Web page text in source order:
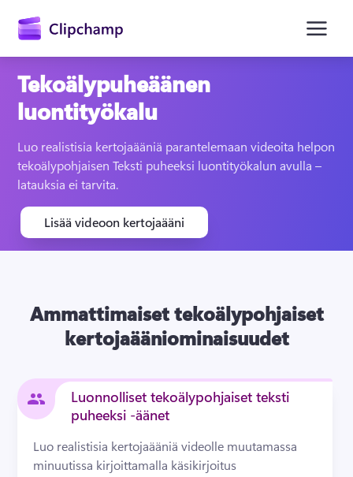
Kirjaudu sisään
Kokeile maksutta
Tekoälypuheäänen
luontityökalu
Luo realistisia kertojaääniä parantelemaan videoita helpon
tekoälypohjaisen Teksti puheeksi luontityökalun avulla –
latauksia ei tarvita.
Lisää videoon kertojaääni
Ammattimaiset tekoälypohjaiset
kertojaääniominaisuudet
Luonnolliset tekoälypohjaiset teksti
puheeksi -äänet
Luo realistisia kertojaääniä videolle muutamassa
minuutissa kirjoittamalla käsikirjoitus